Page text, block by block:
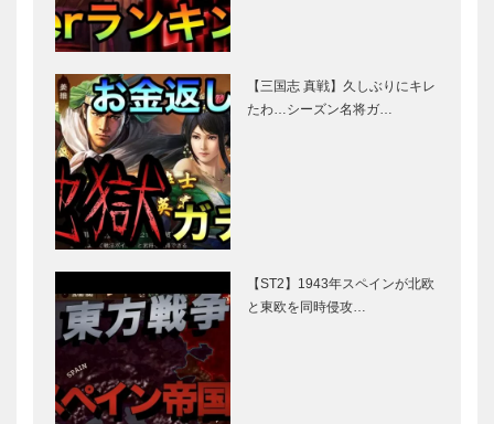
【三国志 真戦】久しぶりにキレ
たわ…シーズン名将ガ…
【ST2】1943年スペインが北欧
と東欧を同時侵攻…